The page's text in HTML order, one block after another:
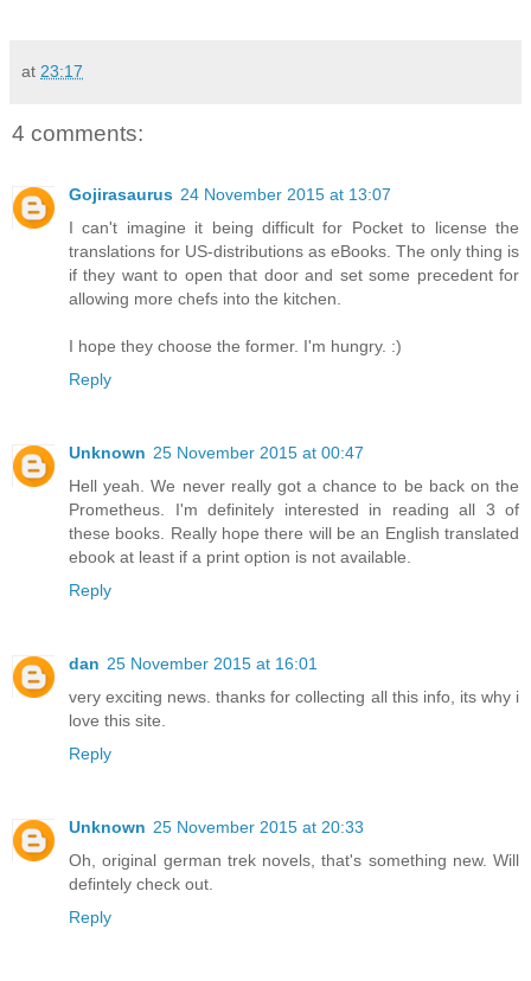
at 23:17
4 comments:
Gojirasaurus 24 November 2015 at 13:07
I can't imagine it being difficult for Pocket to license the
translations for US-distributions as eBooks. The only thing is
if they want to open that door and set some precedent for
allowing more chefs into the kitchen.
I hope they choose the former. I'm hungry. :)
Reply
Unknown 25 November 2015 at 00:47
Hell yeah. We never really got a chance to be back on the
Prometheus. I'm definitely interested in reading all 3 of
these books. Really hope there will be an English translated
ebook at least if a print option is not available.
Reply
dan 25 November 2015 at 16:01
very exciting news. thanks for collecting all this info, its why i
love this site.
Reply
Unknown 25 November 2015 at 20:33
Oh, original german trek novels, that's something new. Will
defintely check out.
Reply